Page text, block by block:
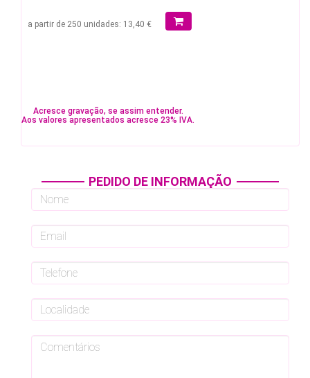
a partir de 250 unidades: 13,40 €
Acresce gravação, se assim entender.
Aos valores apresentados acresce 23% IVA.
PEDIDO DE INFORMAÇÃO